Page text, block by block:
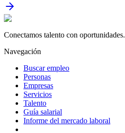
Conectamos talento con
Navegación
Buscar empleo
Personas
Empresas
Servicios
Talento
Guía salarial
Informe del mercado laboral